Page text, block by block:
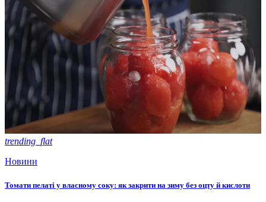
trending_flat
Новини
Томати пелаті у власному соку: як закрити на зиму без оцту й кислоти